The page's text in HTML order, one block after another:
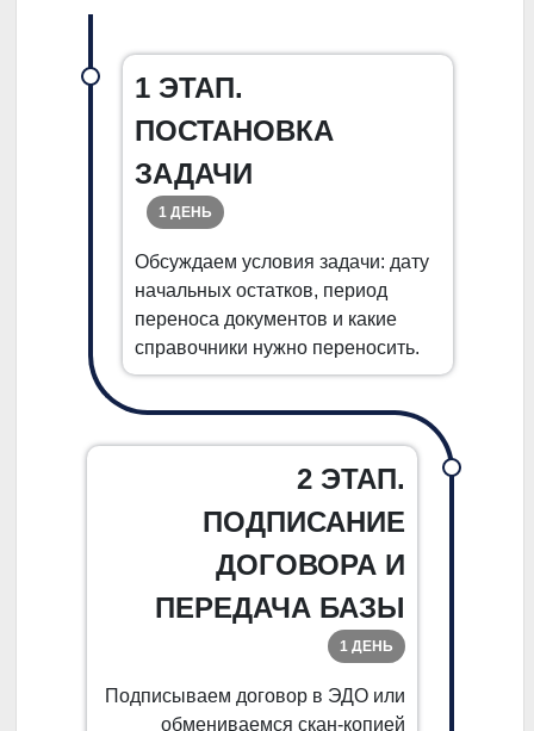
1 ЭТАП.
ПОСТАНОВКА
ЗАДАЧИ
1 ДЕНЬ
Обсуждаем условия задачи: дату
начальных остатков, период
переноса документов и какие
справочники нужно переносить.
2 ЭТАП.
ПОДПИСАНИЕ
ДОГОВОРА И
ПЕРЕДАЧА БАЗЫ
1 ДЕНЬ
Подписываем договор в ЭДО или
обмениваемся скан-копией